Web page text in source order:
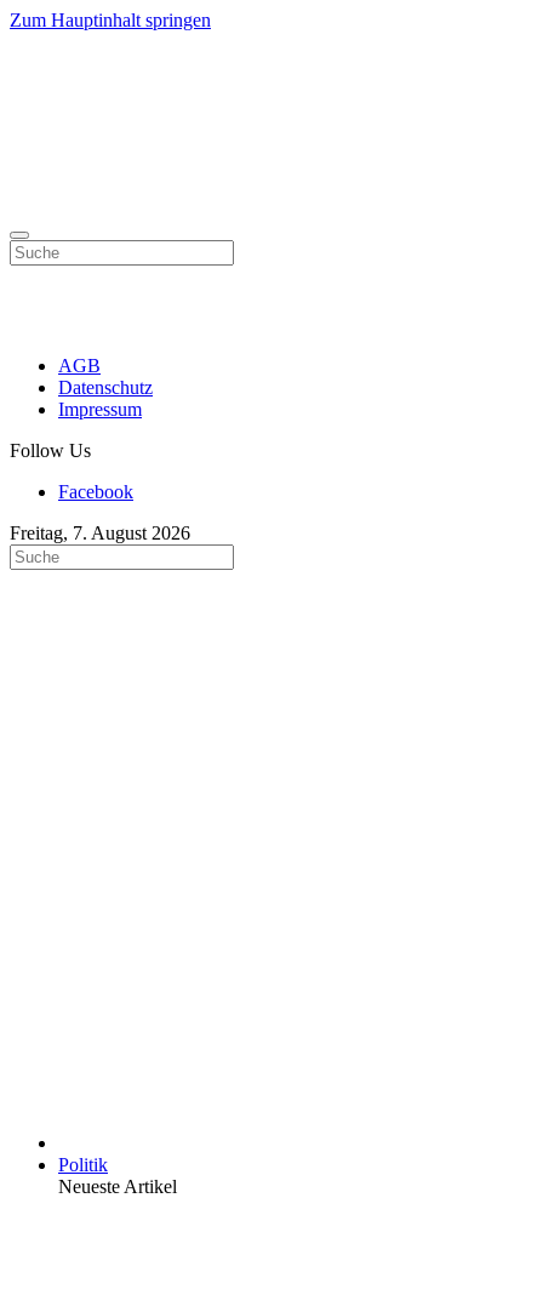
Zum Hauptinhalt springen
AGB
Datenschutz
Impressum
Follow Us
Facebook
Freitag, 7. August 2026
Politik
Neueste Artikel